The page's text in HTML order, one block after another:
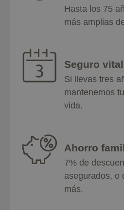
Hasta los 75
más amplias
Seguro
Si llevas tres
mantenemos
vida.
Ahorro
7% de
asegurados, o
más.